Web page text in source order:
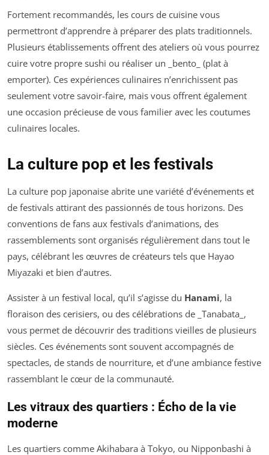
Fortement recommandés, les cours de cuisine vous
permettront d’apprendre à préparer des plats traditionnels.
Plusieurs établissements offrent des ateliers où vous pourrez
cuire votre propre sushi ou réaliser un _bento_ (plat à
emporter). Ces expériences culinaires n’enrichissent pas
seulement votre savoir-faire, mais vous offrent également
une occasion précieuse de vous familier avec les coutumes
culinaires locales.
La culture pop et les festivals
La culture pop japonaise abrite une variété d’événements et
de festivals attirant des passionnés de tous horizons. Des
conventions de fans aux festivals d’animations, des
rassemblements sont organisés régulièrement dans tout le
pays, célébrant les œuvres de créateurs tels que Hayao
Miyazaki et bien d’autres.
Assister à un festival local, qu’il s’agisse du Hanami, la
floraison des cerisiers, ou des célébrations de _Tanabata_,
vous permet de découvrir des traditions vieilles de plusieurs
siècles. Ces événements sont souvent accompagnés de
spectacles, de stands de nourriture, et d’une ambiance festive
rassemblant le cœur de la communauté.
Les vitraux des quartiers : Écho de la vie
moderne
Les quartiers comme Akihabara à Tokyo, ou Nipponbashi à